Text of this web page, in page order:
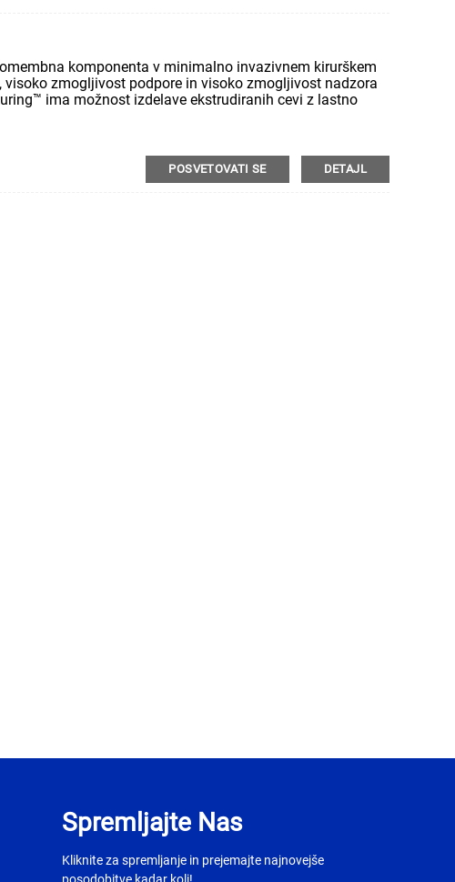
komponenta v minimalno invazivnem kirurškem
zmogljivost podpore in visoko zmogljivost nadzora
ima možnost izdelave ekstrudiranih cevi z lastno
POSVETOVATI SE DETAJL
Spremljajte Nas
Kliknite za spremljanje in prejemajte najnovejše